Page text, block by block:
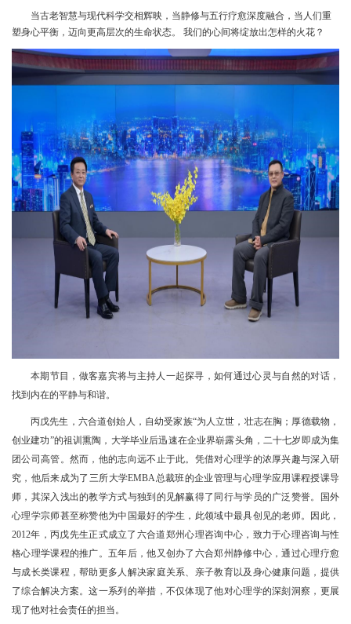
当古老智慧与现代科学交相辉映，当静修与五行疗愈深度融合，当人们重
塑身心平衡，迈向更高层次的生命状态。 我们的心间将绽放出怎样的火花？
本期节目，做客嘉宾将与主持人一起探寻，如何通过心灵与自然的对话，
找到内在的平静与和谐。
丙戊先生，六合道创始人，自幼受家族“为人立世，壮志在胸；厚德载物，
创业建功”的祖训熏陶，大学毕业后迅速在企业界崭露头角，二十七岁即成为集
团公司高管。然而，他的志向远不止于此。凭借对心理学的浓厚兴趣与深入研
究，他后来成为了三所大学EMBA总裁班的企业管理与心理学应用课程授课导
师，其深入浅出的教学方式与独到的见解赢得了同行与学员的广泛赞誉。国外
心理学宗师甚至称赞他为中国最好的学生，此领域中最具创见的老师。因此，
2012年，丙戊先生正式成立了六合道郑州心理咨询中心，致力于心理咨询与性
格心理学课程的推广。五年后，他又创办了六合郑州静修中心，通过心理疗愈
与成长类课程，帮助更多人解决家庭关系、亲子教育以及身心健康问题，提供
了综合解决方案。这一系列的举措，不仅体现了他对心理学的深刻洞察，更展
现了他对社会责任的担当。